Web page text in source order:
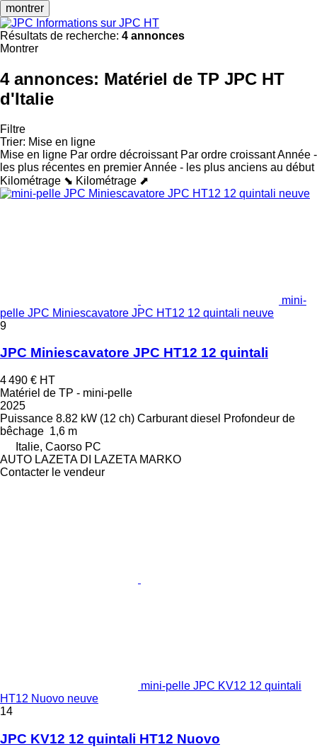
montrer
Informations sur JPC HT
Résultats de recherche: 4 annonces
Montrer
4 annonces: Matériel de TP JPC HT
d'Italie
Filtre
Trier: Mise en ligne
Mise en ligne Par ordre décroissant Par ordre croissantAnnée -
les plus récentes en premierAnnée - les plus anciens au début
Kilométrage ⬊ Kilométrage ⬈
mini-
pelle JPC Miniescavatore JPC HT12 12 quintali neuve
9
JPC Miniescavatore JPC HT12 12 quintali
4 490 € HT
Matériel de TP - mini-pelle
2025
Puissance 8.82 kW (12 ch) Carburant diesel Profondeur de
bêchage 1,6 m
Italie, Caorso PC
AUTO LAZETA DI LAZETA MARKO
Contacter le vendeur
mini-pelle JPC KV12 12 quintali
HT12 Nuovo neuve
14
JPC KV12 12 quintali HT12 Nuovo